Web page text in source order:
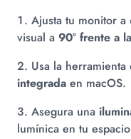
Ajusta tu monitor a
visual a 90° frente a
Usa la herramienta
integrada en macOS.
Asegura una
lumínica en tu